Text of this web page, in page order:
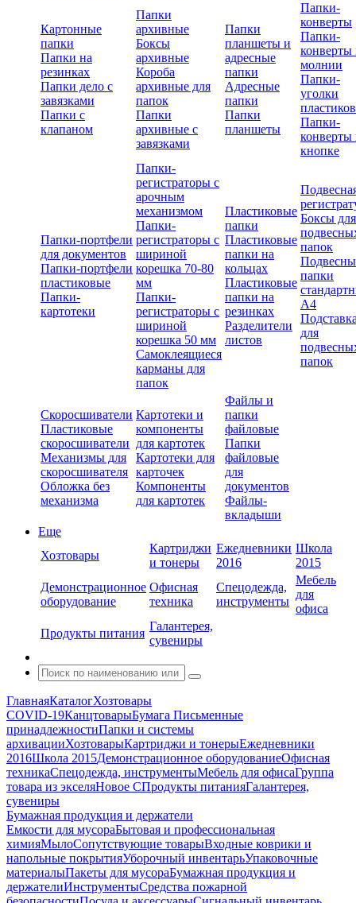
Картонные
папки
Папки на
резинках
Папки дело с
завязками
Папки с
клапаном
Папки
архивные
Боксы
архивные
Короба
архивные для
папок
Папки
архивные с
завязками
Папки
планшеты и
адресные
папки
Адресные
папки
Папки
планшеты
Папки-
конверты
Папки-
конверты
молнии
Папки-
уголки
Папки-
конверты
кнопке
Папки-портфели
для документов
Папки-портфели
пластиковые
Папки-
картотеки
Папки-
регистраторы с
арочным
механизмом
Папки-
регистраторы с
шириной
корешка 70-80
мм
Папки-
регистраторы с
шириной
корешка 50 мм
Самоклеящиеся
карманы для
папок
Пластиковые
папки
Пластиковые
папки на
кольцах
Пластиковые
папки на
резинках
Разделители
листов
Боксы для
папок
папки
А4
для
папок
Скоросшиватели
Пластиковые
скоросшиватели
Механизмы для
скоросшивателя
Обложка без
механизма
Картотеки и
компоненты
для картотек
Картотеки для
карточек
Компоненты
для картотек
Файлы и
папки
файловые
Папки
файловые
для
документов
Файлы-
вкладыши
Еще
Хозтовары
Картриджи
и тонеры
Ежедневники
2016
Школа
2015
Демонстрационное
оборудование
Офисная
техника
Спецодежда,
инструменты
Мебель
для
офиса
Продукты питания
Галантерея,
сувениры
ГлавнаяКаталогХозтовары
COVID-19КанцтоварыБумага Письменные
принадлежностиПапки и системы
архивацииХозтоварыКартриджи и тонерыЕжедневники
2016Школа 2015Демонстрационное оборудованиеОфисная
техникаСпецодежда, инструментыМебель для офисаГруппа
товара из экселяНовое СПродукты питанияГалантерея,
сувениры
Бумажная продукция и держатели
Емкости для мусораБытовая и профессиональная
химияМылоСопутствующие товарыВходные коврики и
напольные покрытияУборочный инвентарьУпаковочные
материалыПакеты для мусораБумажная продукция и
держателиИнструментыСредства пожарной